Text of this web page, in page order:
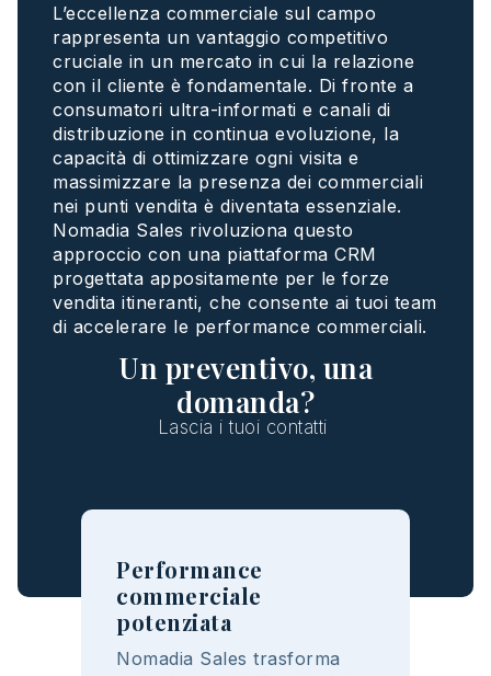
L’eccellenza commerciale sul campo
rappresenta un vantaggio competitivo
cruciale in un mercato in cui la relazione
con il cliente è fondamentale. Di fronte a
consumatori ultra-informati e canali di
distribuzione in continua evoluzione, la
capacità di ottimizzare ogni visita e
massimizzare la presenza dei commerciali
nei punti vendita è diventata essenziale.
Nomadia Sales rivoluziona questo
approccio con una piattaforma CRM
progettata appositamente per le forze
vendita itineranti, che consente ai tuoi team
di accelerare le performance commerciali.
Un preventivo, una
domanda?
Lascia ituoi contatti
Performance
commerciale
potenziata
Nomadia Sales trasforma